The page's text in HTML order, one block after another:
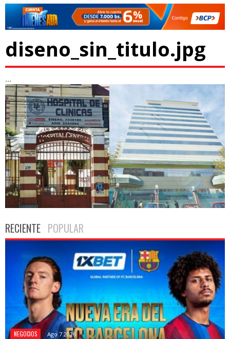
diseno_sin_titulo.jpg
...
RECIENTE POPULAR
NEGOCIOS Ago 7 2026